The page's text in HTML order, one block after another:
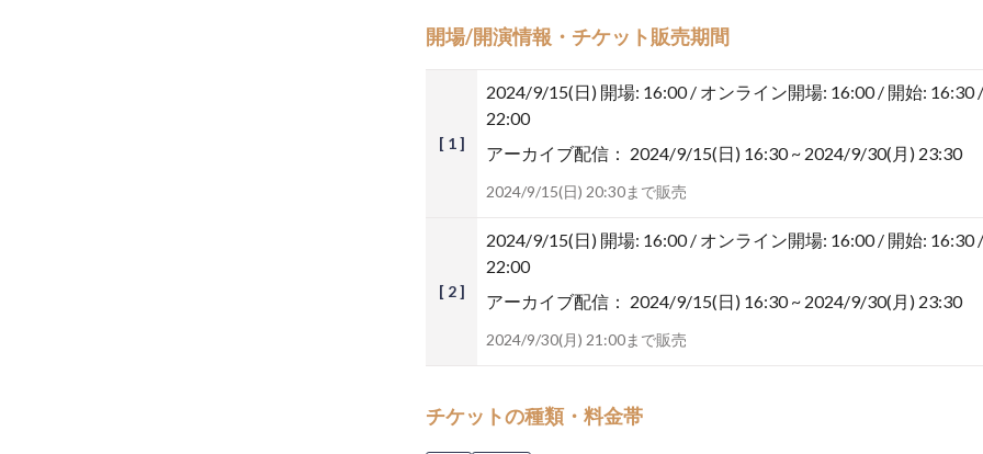
開場/開演情報・チケット販売期間
[ 1 ]
2024/9/15(日) 開場: 16:00 / オンライン開場: 16:00 / 開始: 16:30
22:00
アーカイブ配信： 2024/9/15(日) 16:30 ~ 2024/9/30(月) 23:30
2024/9/15(日) 20:30まで販売
[ 2 ]
2024/9/15(日) 開場: 16:00 / オンライン開場: 16:00 / 開始: 16:30
22:00
アーカイブ配信： 2024/9/15(日) 16:30 ~ 2024/9/30(月) 23:30
2024/9/30(月) 21:00まで販売
チケットの種類・料金帯